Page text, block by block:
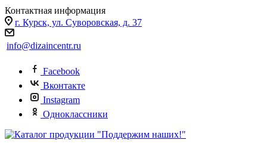
Контактная информация
г. Курск, ул. Суворовская, д. 37
info@dizaincentr.ru
Facebook
Вконтакте
Instagram
Одноклассники